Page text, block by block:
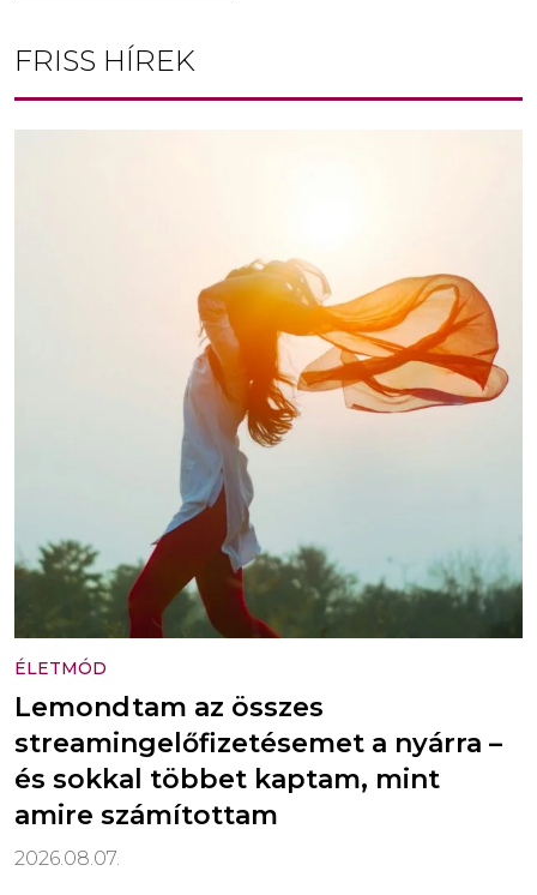
FRISS HÍREK
ÉLETMÓD
Lemondtam az összes
streamingelőfizetésemet a nyárra –
és sokkal többet kaptam, mint
amire számítottam
2026.08.07.